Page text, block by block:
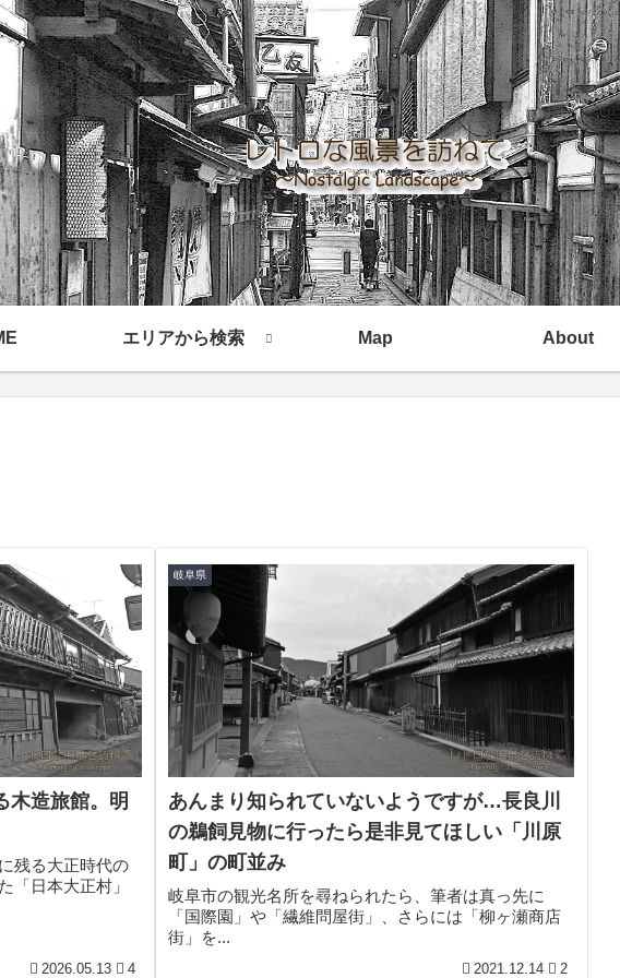
エリアから検索 Map About
木造旅館。明
残る大正時代の
「日本大正村」
2026.05.13 4
岐阜県
あんまり知られていないようですが…長良川
の鵜飼見物に行ったら是非見てほしい「川原
町」の町並み
岐阜市の観光名所を尋ねられたら、筆者は真っ先に
「国際園」や「繊維問屋街」、さらには「柳ヶ瀬商店
街」を...
2021.12.14 2